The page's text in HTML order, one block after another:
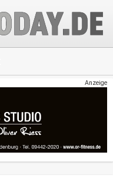
Anzeige